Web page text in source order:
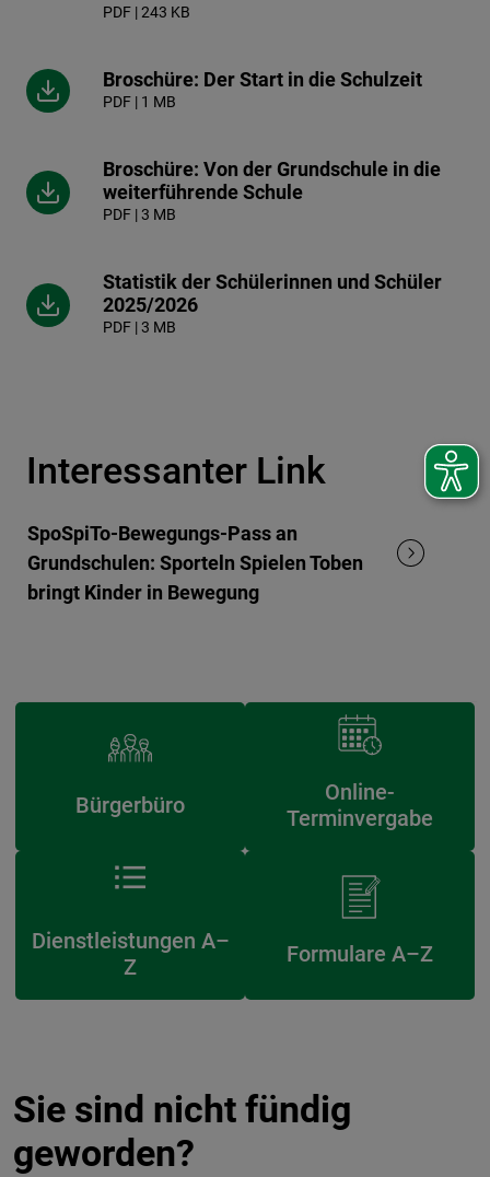
PDF | 243 KB
Broschüre: Der Start in die Schulzeit
PDF | 1 MB
Broschüre: Von der Grundschule in die
weiterführende Schule
PDF | 3 MB
Statistik der Schülerinnen und Schüler
2025/2026
PDF | 3 MB
Interessanter Link
SpoSpiTo-Bewegungs-Pass an
Grundschulen: Sporteln Spielen Toben
bringt Kinder in Bewegung
Bürgerbüro
Online-
Terminvergabe
Dienstleistungen A–
Z
Formulare A–Z
Sie sind nicht fündig
geworden?